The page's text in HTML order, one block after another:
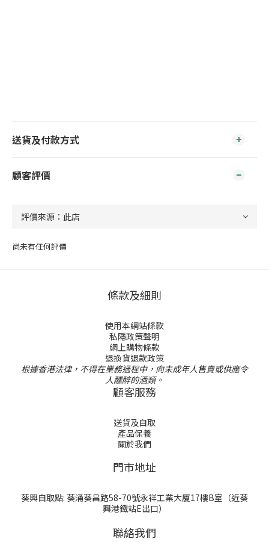
送貨及付款方式
顧客評價
尚未有任何評價
條款及細則
使用本網站條款
私隱政策聲明
網上購物條款
退換貨退款政策
根據香港法律，不得在業務過程中，向未成年人售賣或供應令
人醺醉的酒類。
顧客服務
送貨及自取
產品保養
關於我們
門巿地址
葵興自取點: 葵涌葵昌路58-70號永祥工業大厦17樓B室（近葵
興港鐵站E出口）
聯絡我們